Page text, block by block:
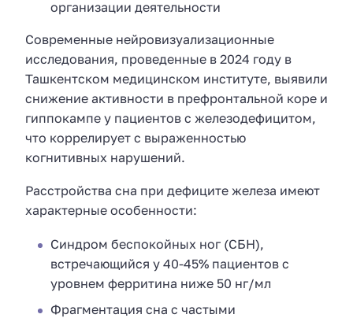
организации деятельности
Современные нейровизуализационные
исследования, проведенные в 2024 году в
Ташкентском медицинском институте, выявили
снижение активности в префронтальной коре и
гиппокампе у пациентов с железодефицитом,
что коррелирует с выраженностью
когнитивных нарушений.
Расстройства сна при дефиците железа имеют
характерные особенности:
Синдром беспокойных ног (СБН),
встречающийся у 40-45% пациентов с
уровнем ферритина ниже 50 нг/мл
Фрагментация сна с частыми